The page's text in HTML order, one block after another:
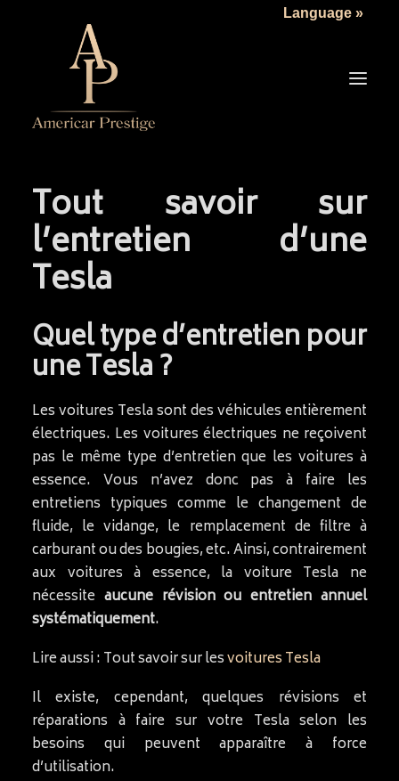
LA SOCIÉTÉ
LES VÉHICULES
TARIFS
ACTUALITÉS
NOUS CONTACTER
Tout savoir sur
l’entretien d’une
Tesla
Quel type d’entretien pour
une Tesla ?
Les voitures Tesla sont des véhicules entièrement
électriques. Les voitures électriques ne reçoivent
pas le même type d’entretien que les voitures à
essence. Vous n’avez donc pas à faire les
entretiens typiques comme le changement de
fluide, le vidange, le remplacement de filtre à
carburant ou des bougies, etc. Ainsi, contrairement
aux voitures à essence, la voiture Tesla ne
nécessite aucune révision ou entretien annuel
systématiquement.
Lire aussi : Tout savoir sur lesvoitures Tesla
Il existe, cependant, quelques révisions et
réparations à faire sur votre Tesla selon les
besoins qui peuvent apparaître à force
d’utilisation.
Language »